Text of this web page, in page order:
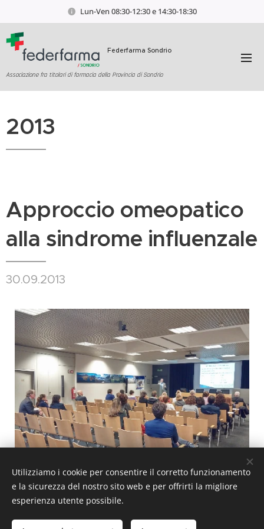
Lun-Ven 08:30-12:30 e 14:30-18:30
Federfarma Sondrio
Associazione fra titolari di farmacia della Provincia di Sondrio
2013
Approccio omeopatico
alla sindrome influenzale
30.09.2013
Utilizziamo i cookie per consentire il corretto funzionamento
e la sicurezza del nostro sito web e per offrirti la migliore
esperienza utente possibile.